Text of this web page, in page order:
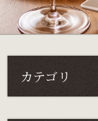
カテゴリ